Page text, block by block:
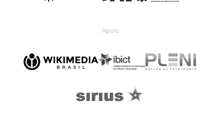
Apoio